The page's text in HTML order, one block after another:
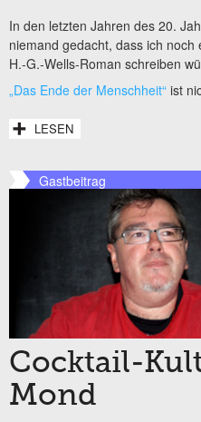
In den letzten Jahren des 20.
niemand gedacht, dass ich
H.-G.-Wells-Roman schreiben
„Das Ende der Menschheit“ ist
LESEN
Gastbeitrag
Cocktail-
Mond